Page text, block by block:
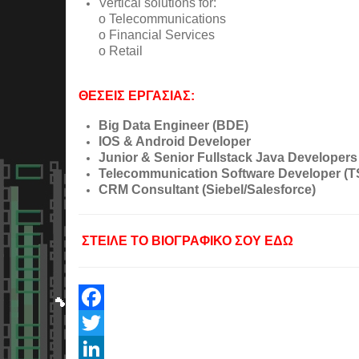
Vertical solutions for:
o Telecommunications
o Financial Services
o Retail
ΘΕΣΕΙΣ ΕΡΓΑΣΙΑΣ:
Big Data Engineer (BDE)
IOS & Android Developer
Junior & Senior Fullstack Java Developers
Telecommunication Software Developer
CRM Consultant (Siebel/Salesforce)
ΣΤΕΙΛΕ ΤΟ ΒΙΟΓΡΑΦΙΚΟ ΣΟΥ ΕΔΩ
Facebook
Twitter